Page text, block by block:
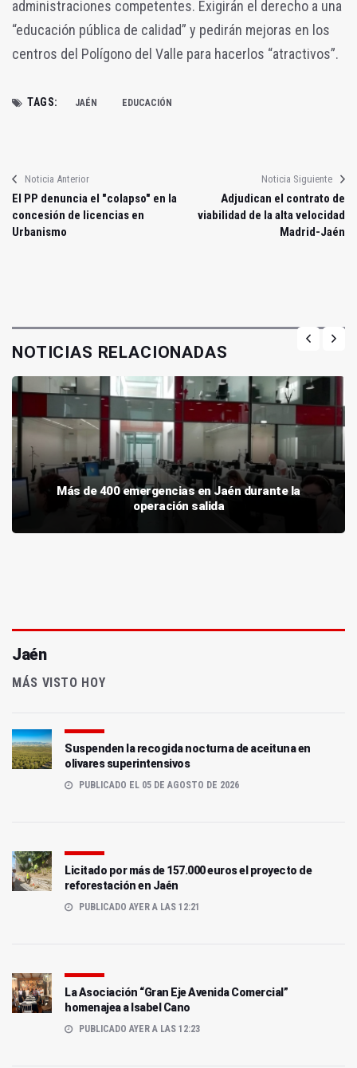
administraciones competentes. Exigirán el derecho a una
“educación pública de calidad” y pedirán mejoras en los
centros del Polígono del Valle para hacerlos “atractivos”.
TAGS: JAÉN EDUCACIÓN
Noticia Anterior
El PP denuncia el "colapso" en la
concesión de licencias en
Urbanismo
Noticia Siguiente
Adjudican el contrato de
viabilidad de la alta velocidad
Madrid-Jaén
NOTICIAS RELACIONADAS
Más de 400 emergencias en Jaén durante la
operación salida
Jaén
MÁS VISTO HOY
Suspenden la recogida nocturna de aceituna en
olivares superintensivos
PUBLICADO EL 05 DE AGOSTO DE 2026
Licitado por más de 157.000 euros el proyecto de
reforestación en Jaén
PUBLICADO AYER A LAS 12:21
La Asociación “Gran Eje Avenida Comercial”
homenajea a Isabel Cano
PUBLICADO AYER A LAS 12:23